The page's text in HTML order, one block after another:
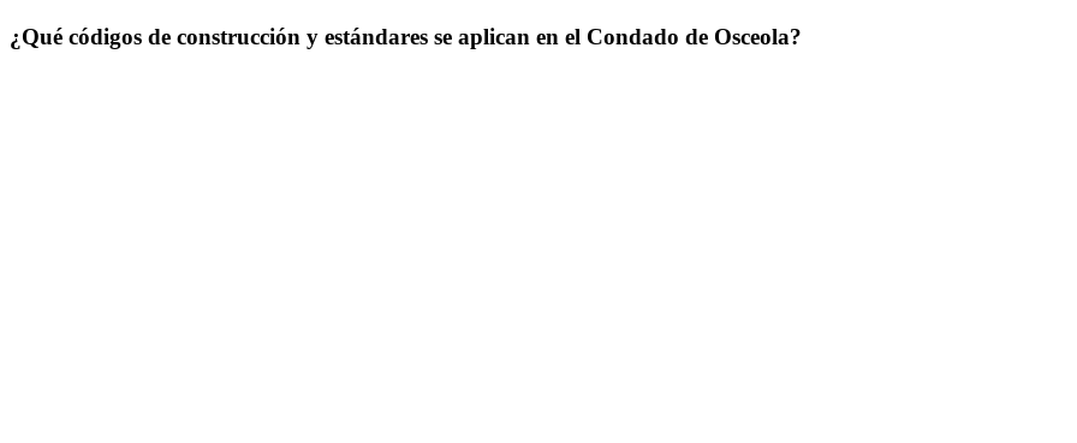
¿Qué códigos de construcción y estándares se aplican en el Condado de Osceola?